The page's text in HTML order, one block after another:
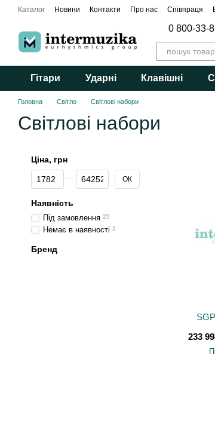
Перейти до основного контенту
Каталог Новини Контакти Про нас Співпраця
0 800-33-
Гітари Ударні Клавішні
Головна Світло Світлові набори
Світлові набори
233
Ціна, грн
Від Ціна, грн
До Ціна, грн ОК
Наявність
Під замовлення 25
Немає в наявності 2
Бренд